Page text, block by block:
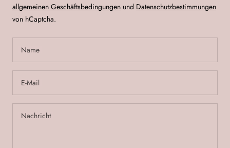
allgemeinen Geschäftsbedingungen und Datenschutzbestimmungen
von hCaptcha.
Name
E-Mail
Nachricht